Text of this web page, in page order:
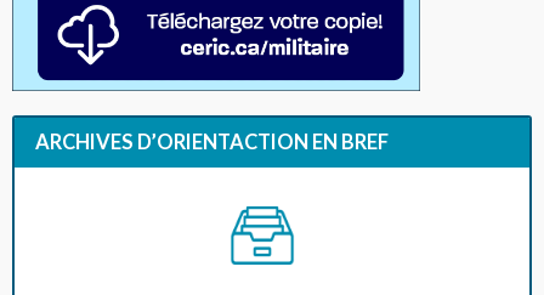
ARCHIVES D’ORIENTACTION EN BREF